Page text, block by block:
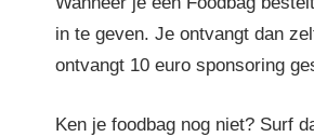
in te geven. Je ontvangt dan
ontvangt 10 euro sponsoring
Ken je foodbag nog niet? Surf